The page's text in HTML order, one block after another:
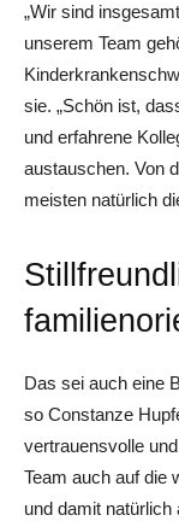
„Wir sind
unserem Team
sie. „Schön ist,
und erfahrene
austauschen. Von
meisten natürlich
Das sei auch eine
so Constanze
vertrauensvolle
Team auch auf die
und damit natürlich